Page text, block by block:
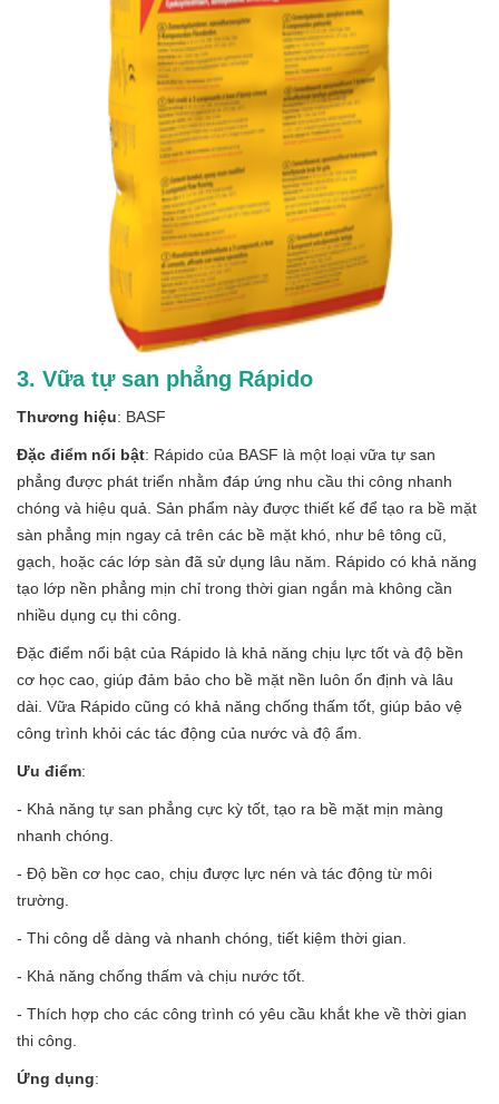
3. Vữa tự san phẳng Rápido
Thương hiệu: BASF
Đặc điểm nổi bật: Rápido của BASF là một loại vữa tự san
phẳng được phát triển nhằm đáp ứng nhu cầu thi công nhanh
chóng và hiệu quả. Sản phẩm này được thiết kế để tạo ra bề mặt
sàn phẳng mịn ngay cả trên các bề mặt khó, như bê tông cũ,
gạch, hoặc các lớp sàn đã sử dụng lâu năm. Rápido có khả năng
tạo lớp nền phẳng mịn chỉ trong thời gian ngắn mà không cần
nhiều dụng cụ thi công.
Đặc điểm nổi bật của Rápido là khả năng chịu lực tốt và độ bền
cơ học cao, giúp đảm bảo cho bề mặt nền luôn ổn định và lâu
dài. Vữa Rápido cũng có khả năng chống thấm tốt, giúp bảo vệ
công trình khỏi các tác động của nước và độ ẩm.
Ưu điểm:
- Khả năng tự san phẳng cực kỳ tốt, tạo ra bề mặt mịn màng
nhanh chóng.
- Độ bền cơ học cao, chịu được lực nén và tác động từ môi
trường.
- Thi công dễ dàng và nhanh chóng, tiết kiệm thời gian.
- Khả năng chống thấm và chịu nước tốt.
- Thích hợp cho các công trình có yêu cầu khắt khe về thời gian
thi công.
Ứng dụng: